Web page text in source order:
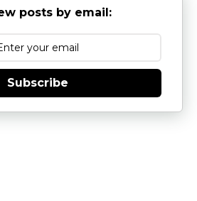
posts by email:
Subscribe